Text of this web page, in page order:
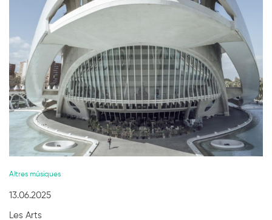
Altres músiques
13.06.2025
Les Arts